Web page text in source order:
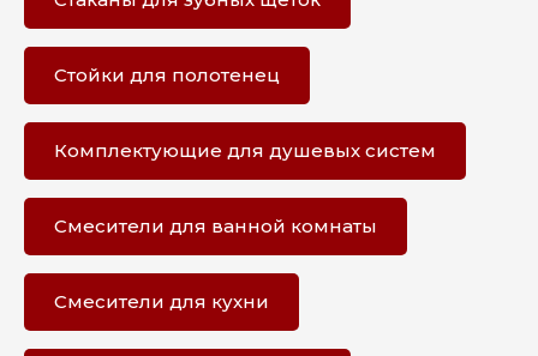
Стойки для полотенец
Комплектующие для душевых систем
Смесители для ванной комнаты
Смесители для кухни